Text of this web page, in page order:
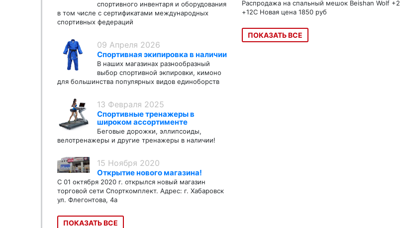
спортивного инвентаря и оборудования
в том числе с сертификатами международных
спортивных федераций
09 Апреля 2026
Спортивная экипировка в наличии
В наших магазинах разнообразный
выбор спортивной экпировки, кимоно
для большинства популярных видов единоборств
13 Февраля 2025
Спортивные тренажеры в
широком ассортименте
Беговые дорожки, эллипсоиды,
велотренажеры и другие тренажеры в наличии!
15 Ноября 2020
Открытие нового магазина!
С 01 октября 2020 г. открылся новый магазин
торговой сети Спорткомплект. Адрес: г. Хабаровск
ул. Флегонтова, 4а
ПОКАЗАТЬ ВСЕ
Распродажа на спальный мешок Beishan Wolf +2
+12C Новая цена 1850 руб
ПОКАЗАТЬ ВСЕ